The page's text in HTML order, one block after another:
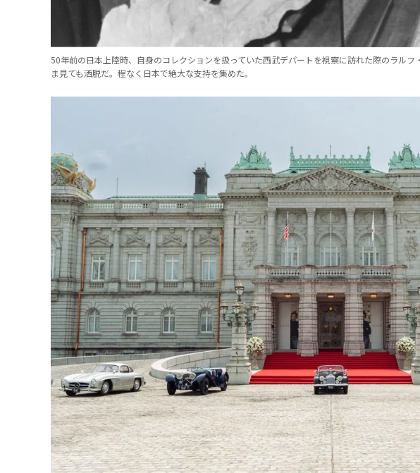
50年前の日本上陸時、自身のコレクションを扱っていた西武デパートを視察に訪れた際のラル
ま見ても洒脱だ。程なく日本で絶大な支持を集めた。